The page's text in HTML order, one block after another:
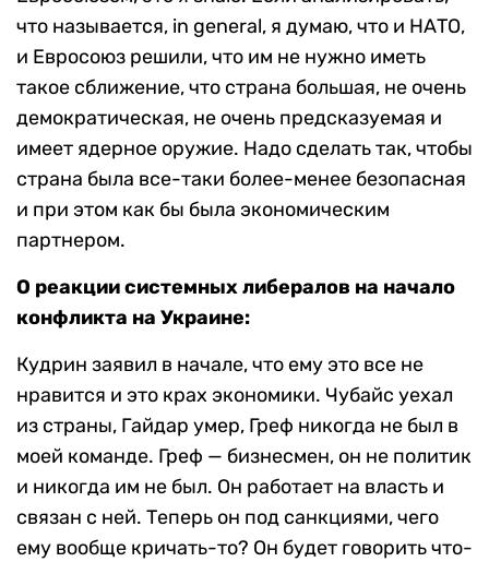
что называется, in general, я думаю, что и НАТО,
и Евросоюз решили, что им не нужно иметь
такое сближение, что страна большая, не очень
демократическая, не очень предсказуемая и
имеет ядерное оружие. Надо сделать так, чтобы
страна была все-таки более-менее безопасная
и при этом как бы была экономическим
партнером.
О реакции системных либералов на начало
конфликта на Украине:
Кудрин заявил в начале, что ему это все не
нравится и это крах экономики. Чубайс уехал
из страны, Гайдар умер, Греф никогда не был в
моей команде. Греф — бизнесмен, он не политик
и никогда им не был. Он работает на власть и
связан с ней. Теперь он под санкциями, чего
ему вообще кричать-то? Он будет говорить что-